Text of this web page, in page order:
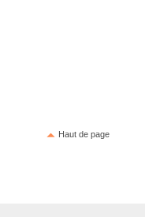
Haut de page